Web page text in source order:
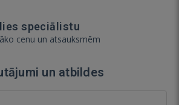
speciālistu
cenu un atsauksmēm
un atbildes